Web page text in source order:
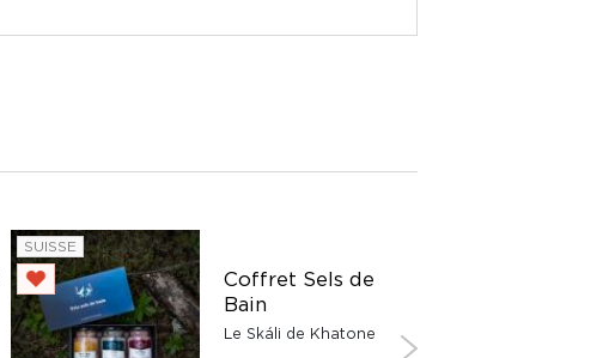
SUISSE
Coffret Sels de
Bain
Le Skáli de Khatone